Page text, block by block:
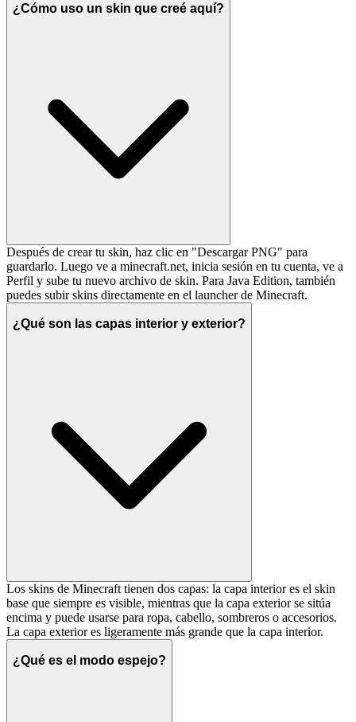
¿Cómo uso un skin que creé aquí?
Después de crear tu skin, haz clic en "Descargar PNG" para
guardarlo. Luego ve a minecraft.net, inicia sesión en tu cuenta, ve a
Perfil y sube tu nuevo archivo de skin. Para Java Edition, también
puedes subir skins directamente en el launcher de Minecraft.
¿Qué son las capas interior y exterior?
Los skins de Minecraft tienen dos capas: la capa interior es el skin
base que siempre es visible, mientras que la capa exterior se sitúa
encima y puede usarse para ropa, cabello, sombreros o accesorios.
La capa exterior es ligeramente más grande que la capa interior.
¿Qué es el modo espejo?